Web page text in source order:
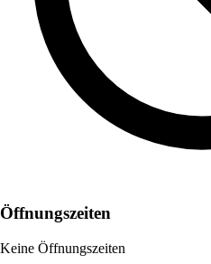
Öffnungszeiten
Keine Öffnungszeiten